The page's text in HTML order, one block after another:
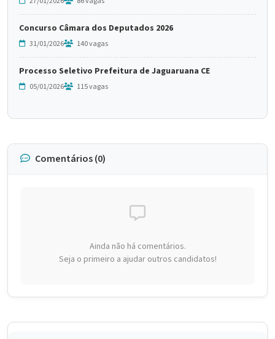
Concurso Câmara dos Deputados 2026
31/01/2026 140 vagas
Processo Seletivo Prefeitura de Jaguaruana CE
05/01/2026 115 vagas
Comentários (0)
Ainda não há comentários.
Seja o primeiro a ajudar outros candidatos!